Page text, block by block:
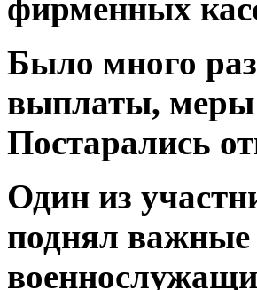
фирменных
Было много
выплаты, меры
Постарались
Один из
поднял